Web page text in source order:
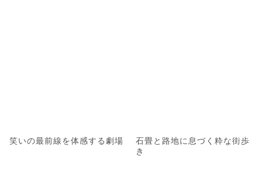
笑いの最前線を体感する劇場
石畳と路地に息づく粋な街歩
き